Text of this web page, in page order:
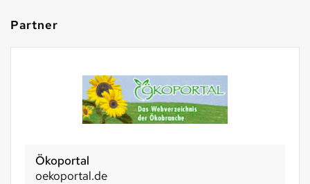
Partner
Ökoportal
oekoportal.de